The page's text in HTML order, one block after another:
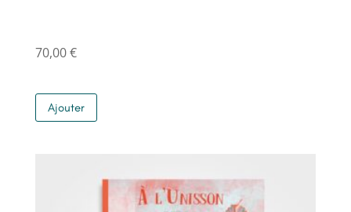
70,00€
Ajouter